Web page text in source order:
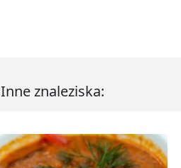
Inne znaleziska: